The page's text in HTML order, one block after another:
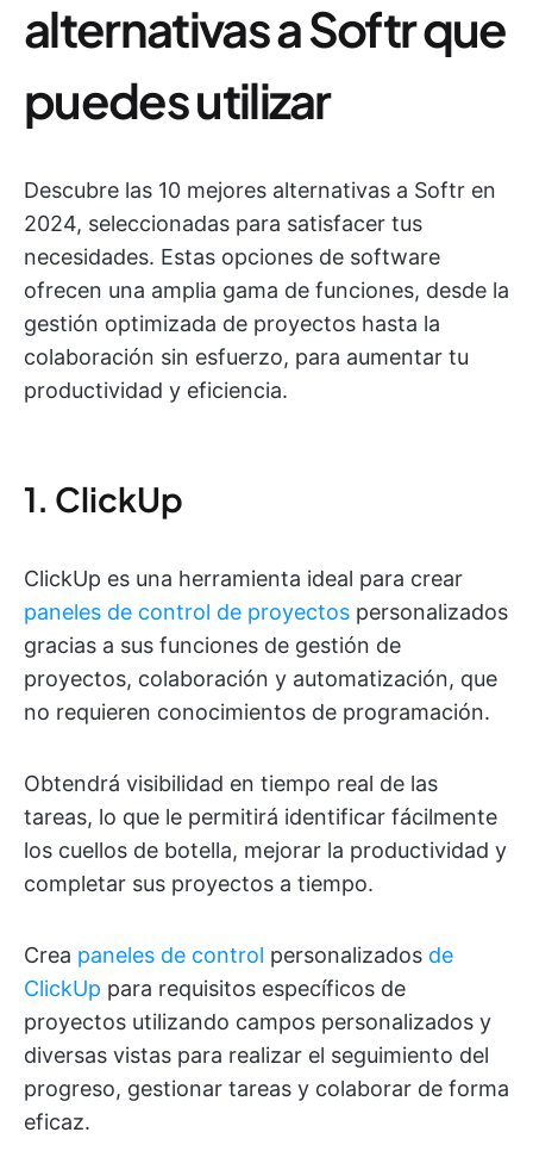
alternativas a Softr que
puedes utilizar
Descubre las 10 mejores alternativas a Softr en
2024, seleccionadas para satisfacer tus
necesidades. Estas opciones de software
ofrecen una amplia gama de funciones, desde la
gestión optimizada de proyectos hasta la
colaboración sin esfuerzo, para aumentar tu
productividad y eficiencia.
1. ClickUp
ClickUp es una herramienta ideal para crear
paneles de control de proyectos personalizados
gracias a sus funciones de gestión de
proyectos, colaboración y automatización, que
no requieren conocimientos de programación.
Obtendrá visibilidad en tiempo real de las
tareas, lo que le permitirá identificar fácilmente
los cuellos de botella, mejorar la productividad y
completar sus proyectos a tiempo.
Crea paneles de control personalizados de
ClickUp para requisitos específicos de
proyectos utilizando campos personalizados y
diversas vistas para realizar el seguimiento del
progreso, gestionar tareas y colaborar de forma
eficaz.